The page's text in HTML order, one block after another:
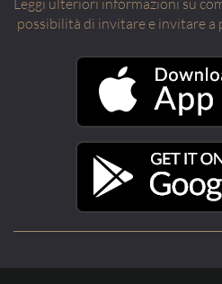
possibilità di invitare e invitare a